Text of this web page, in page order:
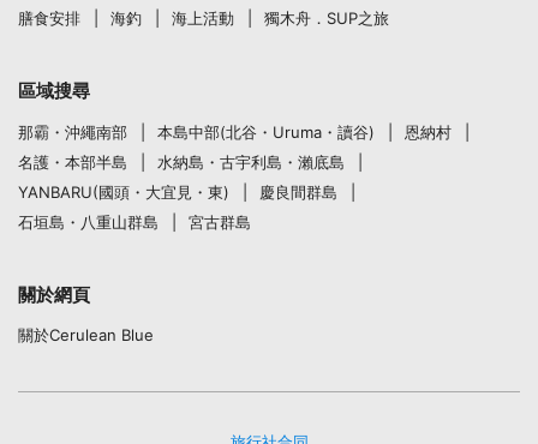
膳食安排
海釣 海上活動 獨木舟．SUP之旅
區域搜尋
那霸・沖繩南部 本島中部(北谷・Uruma・讀谷)
恩納村
名護・本部半島
水納島・古宇利島・瀨底島
YANBARU(國頭・大宜見・東)
慶良間群島
石垣島・八重山群島
宮古群島
關於網頁
關於Cerulean Blue